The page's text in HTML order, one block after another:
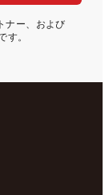
ナー、および
す。